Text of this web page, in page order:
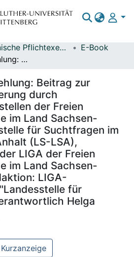
Elektronische Pflichtexemplare
E-Book
Handlungsempfehlung: Beitrag zur Kindeswohlsicherung durch Suchtberatungsstellen der Freien Wohlfahrtspflege im Land Sachsen-Anhalt / Landesstelle für Suchtfragen im Land Sachsen-Anhalt (LS-LSA), Fachausschuss der LIGA der Freien Wohlfahrtspflege im Land Sachsen-Anhalt e.V. ; Redaktion: LIGA-Fachausschuss "Landesstelle für Suchtfragen" (verantwortlich Helga Meeßen-Hühne)
Beitrag zur
durch
der Freien
im Land Sachsen-
für Suchtfragen im
(LS-LSA),
LIGA der Freien
im Land Sachsen-
LIGA-
für
Helga
Kurzanzeige